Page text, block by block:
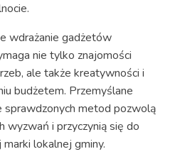
wdrażanie gadżetów
nie tylko znajomości
ale także kreatywności i
budżetem. Przemyślane
metod pozwolą
wyzwań i przyczynią się do
lokalnej gminy.